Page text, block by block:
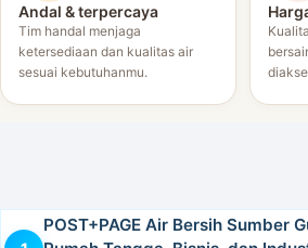
Andal & terpercaya
Tim handal menjaga
ketersediaan dan kualitas air
sesuai kebutuhanmu.
POST+PAGE Air Bersih Sumber